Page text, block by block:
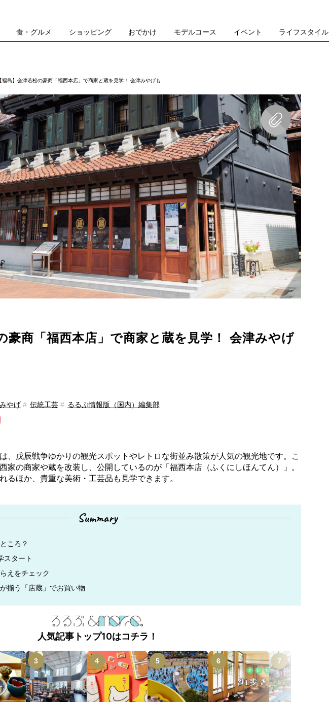
食・グルメ ショッピング おでかけ モデルコース イベント ライフスタイル
【福島】会津若松の豪商「福西本店」で商家と蔵を見学！ 会津みやげも
豪商「福西本店」で商家と蔵を見学！ 会津みやげ
やげ 伝統工芸 るるぶ情報版（国内）編集部
、戊辰戦争ゆかりの観光スポットやレトロな街並み散策が人気の観光地です。こ
家の商家や蔵を改装し、公開しているのが「福西本店（ふくにしほんてん）」。
るほか、貴重な美術・工芸品も見学できます。
Summary
ころ？
スタート
えをチェック
揃う「店蔵」でお買い物
人気記事トップ10はコチラ！